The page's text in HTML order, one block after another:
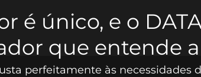
é único, e o
que entende a
perfeitamente às necessidades